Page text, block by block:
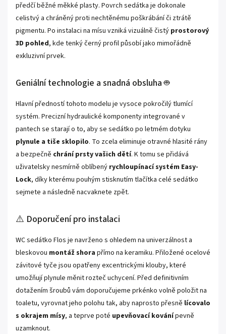
předčí běžné měkké plasty. Povrch sedátka je dokonale
celistvý a chráněný proti nechtěnému poškrábání či ztrátě
pigmentu. Po instalaci na mísu vzniká vizuálně čistý prostorový
3D pohled, kde tenký černý profil působí jako mimořádně
exkluzivní prvek.
Geniální technologie a snadná obsluha 🤖
Hlavní předností tohoto modelu je vysoce pokročilý tlumící
systém. Precizní hydraulické komponenty integrované v
pantech se starají o to, aby se sedátko po letmém dotyku
plynule a tiše sklopilo. To zcela eliminuje otravné hlasité rány
a bezpečně chrání prsty vašich dětí. K tomu se přidává
uživatelsky nesmírně oblíbený rychloupínací systém Easy-
Lock, díky kterému pouhým stisknutím tlačítka celé sedátko
sejmete a následně nacvaknete zpět.
⚠️ Doporučení pro instalaci
WC sedátko Flos je navrženo s ohledem na univerzálnost a
bleskovou montáž shora přímo na keramiku. Přiložené ocelové
závitové tyče jsou opatřeny excentrickými klouby, které
umožňují plynule měnit rozteč uchycení. Před definitivním
dotažením šroubů vám doporučujeme prkénko volně položit na
toaletu, vyrovnat jeho polohu tak, aby naprosto přesně lícovalo
s okrajem mísy, a teprve poté upevňovací kovánípevně
uzamknout.